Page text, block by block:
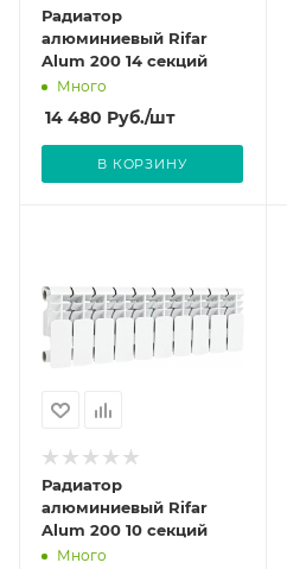
Радиатор
алюминиевый Rifar
Alum 200 14 секций
Много
14 480 Руб./шт
В КОРЗИНУ
Радиатор
алюминиевый Rifar
Alum 200 10 секций
Много